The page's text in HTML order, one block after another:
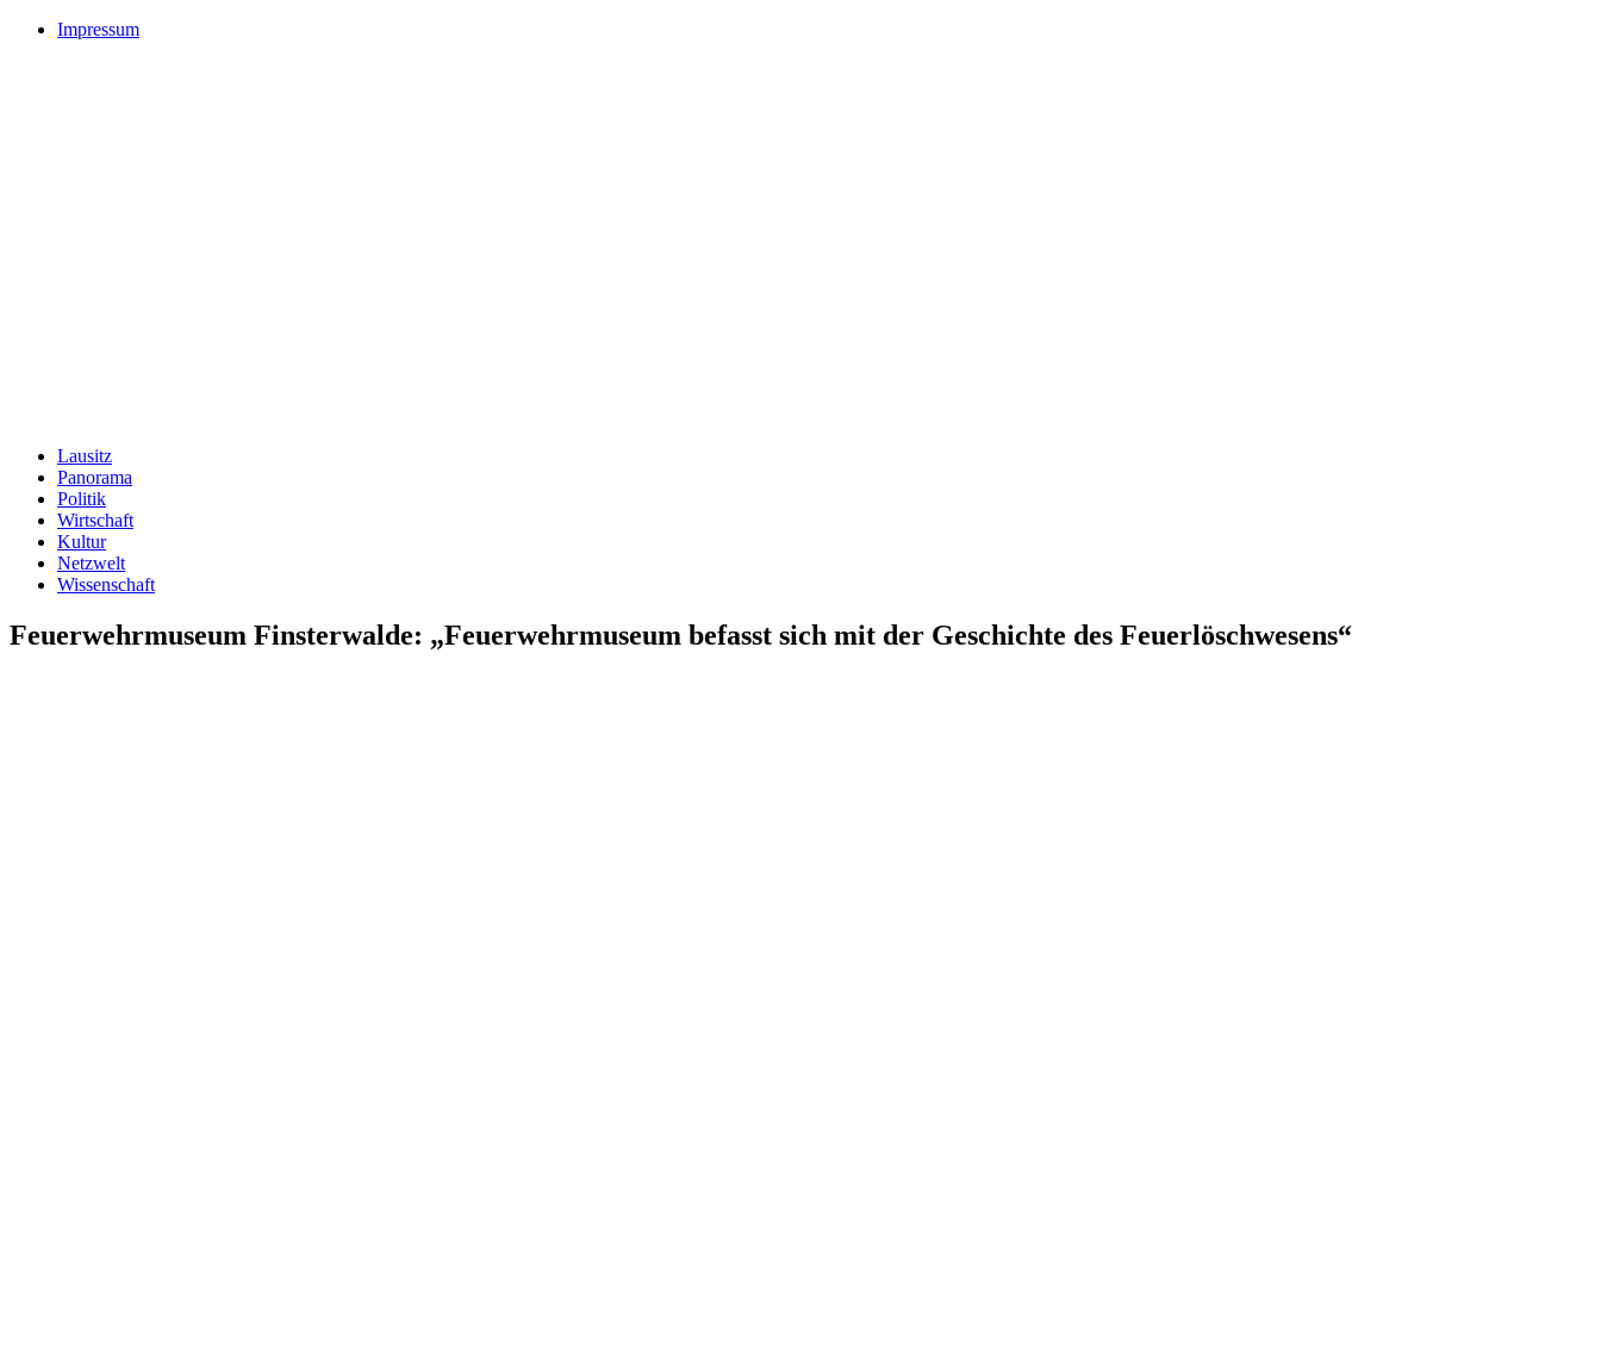
Impressum
Lausitz
Panorama
Politik
Wirtschaft
Kultur
Netzwelt
Wissenschaft
Feuerwehrmuseum Finsterwalde: „Feuerwehrmuseum befasst sich mit der Geschichte des Feuerlöschwesens“